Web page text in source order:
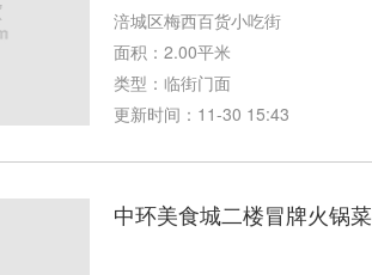
涪城区梅西百货小吃街
面积：2.00平米
类型：临街门面
更新时间：11-30 15:43
中环美食城二楼冒牌火锅菜